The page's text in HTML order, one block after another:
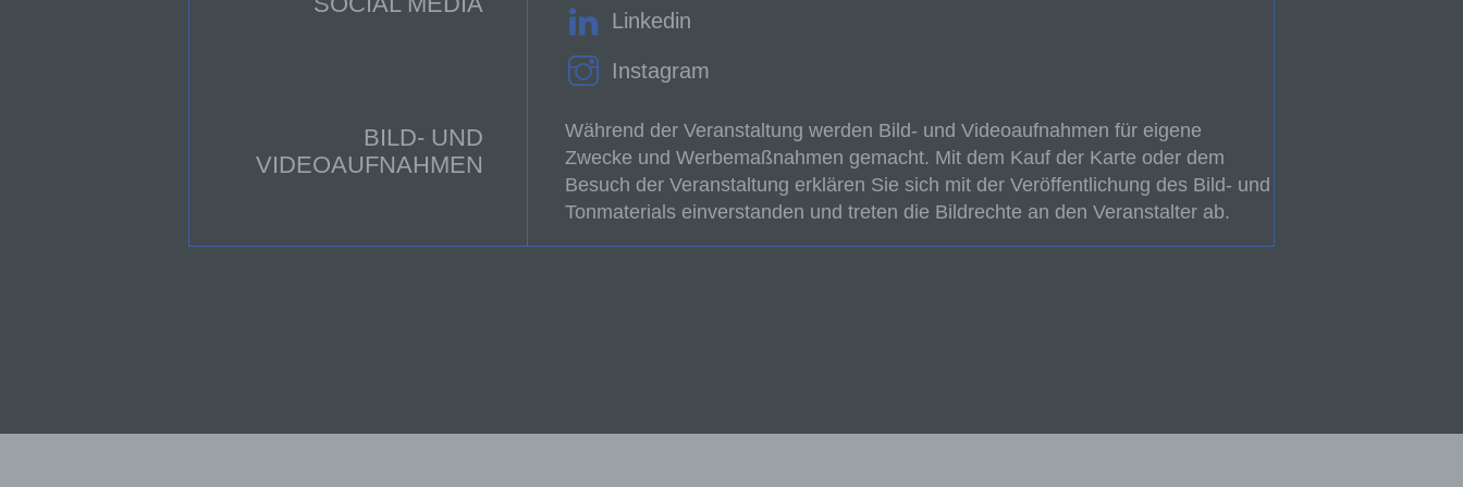
Linkedin
Instagram
BILD- UND
VIDEOAUFNAHMEN
Während der Veranstaltung werden Bild- und Videoaufnahmen für eigene
Zwecke und Werbemaßnahmen gemacht. Mit dem Kauf der Karte oder dem
Besuch der Veranstaltung erklären Sie sich mit der Veröffentlichung des Bild- und
Tonmaterials einverstanden und treten die Bildrechte an den Veranstalter ab.
b) betroffene Person
Betroffene Person ist jede identifizierte oder identifizierbare natürliche
Person, deren personenbezogene Daten von dem für die Verarbeitung
Verantwortlichen verarbeitet werden.